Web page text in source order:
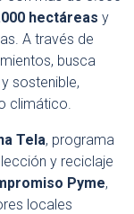
hectáreas y
A través de
busca
sostenible,
climático.
Tela, programa
y reciclaje
Pyme,
locales